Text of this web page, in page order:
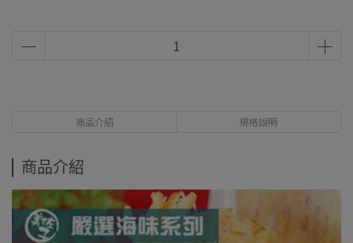
商品介紹 規格說明
商品介紹